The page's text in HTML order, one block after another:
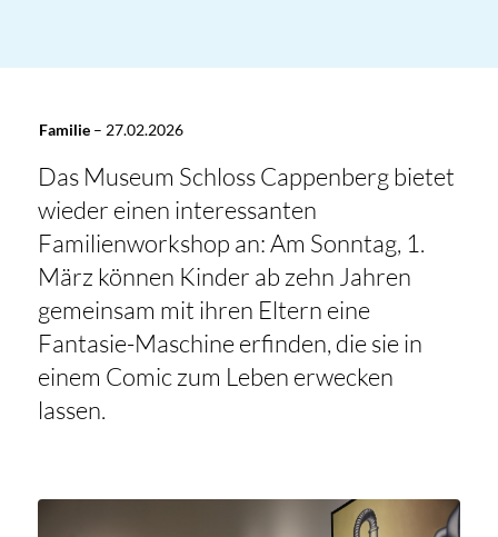
Familie– 27.02.2026
Das Museum Schloss Cappenberg bietet
wieder einen interessanten
Familienworkshop an: Am Sonntag, 1.
März können Kinder ab zehn Jahren
gemeinsam mit ihren Eltern eine
Fantasie-Maschine erfinden, die sie in
einem Comic zum Leben erwecken
lassen.